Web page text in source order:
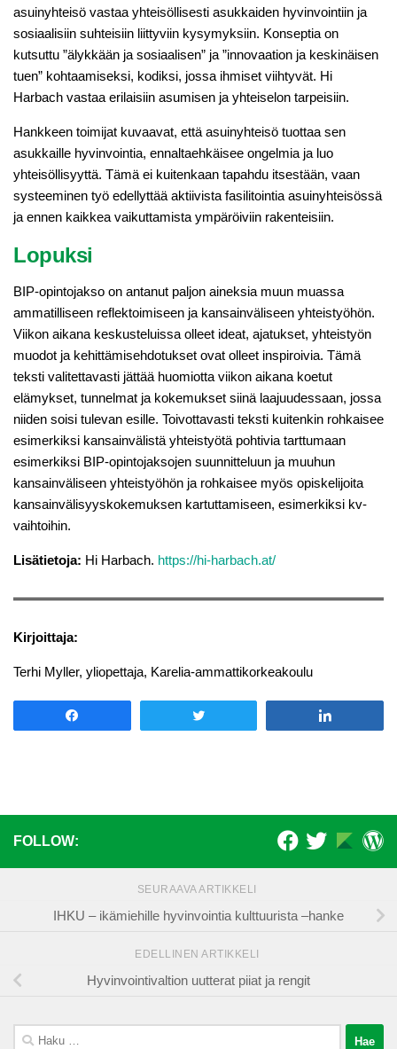
asuinyhteisö vastaa yhteisöllisesti asukkaiden hyvinvointiin ja
sosiaalisiin suhteisiin liittyviin kysymyksiin. Konseptia on
kutsuttu ”älykkään ja sosiaalisen” ja ”innovaation ja keskinäisen
tuen” kohtaamiseksi, kodiksi, jossa ihmiset viihtyvät. Hi
Harbach vastaa erilaisiin asumisen ja yhteiselon tarpeisiin.
Hankkeen toimijat kuvaavat, että asuinyhteisö tuottaa sen
asukkaille hyvinvointia, ennaltaehkäisee ongelmia ja luo
yhteisöllisyyttä. Tämä ei kuitenkaan tapahdu itsestään, vaan
systeeminen työ edellyttää aktiivista fasilitointia asuinyhteisössä
ja ennen kaikkea vaikuttamista ympäröiviin rakenteisiin.
Lopuksi
BIP-opintojakso on antanut paljon aineksia muun muassa
ammatilliseen reflektoimiseen ja kansainväliseen yhteistyöhön.
Viikon aikana keskusteluissa olleet ideat, ajatukset, yhteistyön
muodot ja kehittämisehdotukset ovat olleet inspiroivia. Tämä
teksti valitettavasti jättää huomiotta viikon aikana koetut
elämykset, tunnelmat ja kokemukset siinä laajuudessaan, jossa
niiden soisi tulevan esille. Toivottavasti teksti kuitenkin rohkaisee
esimerkiksi kansainvälistä yhteistyötä pohtivia tarttumaan
esimerkiksi BIP-opintojaksojen suunnitteluun ja muuhun
kansainväliseen yhteistyöhön ja rohkaisee myös opiskelijoita
kansainvälisyyskokemuksen kartuttamiseen, esimerkiksi kv-
vaihtoihin.
Lisätietoja: Hi Harbach. https://hi-harbach.at/
Kirjoittaja:
Terhi Myller, yliopettaja, Karelia-ammattikorkeakoulu
FOLLOW:
SEURAAVA ARTIKKELI
IHKU – ikämiehille hyvinvointia kulttuurista –hanke
EDELLINEN ARTIKKELI
Hyvinvointivaltion uutterat piiat ja rengit
Haku: